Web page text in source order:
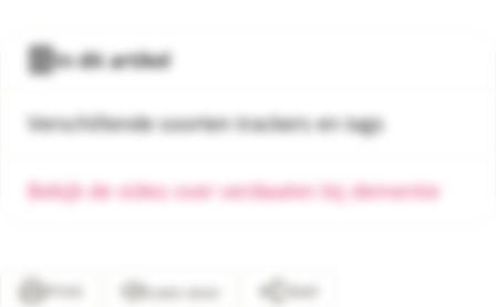
In dit artikel
Verschillende soorten trackers en tags
Bekijk de video over verdwalen bij dementie
Print Lees voor Deel